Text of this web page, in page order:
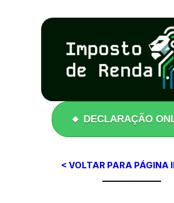
🔸 DECLARAÇÃO
< VOLTAR PARA PÁGINA